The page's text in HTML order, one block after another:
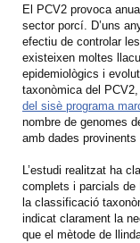
El PCV2 provoca
sector porcí. D’uns
efectiu de controlar
existeixen moltes
epidemiològics i
taxonòmica del
del sisè programa
nombre de genomes
amb dades provinents
L’estudi realitzat ha
complets i parcials de
la classificació
indicat clarament la
que el mètode de